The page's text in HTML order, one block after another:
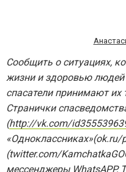
Сообщить о ситуациях,
жизни и здоровью
спасатели принимают их
Странички
(http://vk.com/
(twitter.com/
мессенджеры WhatsAPP,